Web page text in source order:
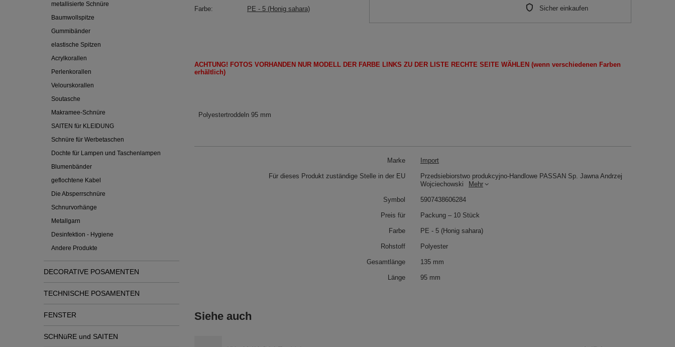
metallisierte Schnüre
Baumwollspitze
Gummibänder
elastische Spitzen
Acrylkorallen
Perlenkorallen
Velourskorallen
Soutasche
Makramee-Schnüre
SAITEN für KLEIDUNG
Schnüre für Werbetaschen
Dochte für Lampen und Taschenlampen
Blumenbänder
geflochtene Kabel
Die Absperrschnüre
Schnurvorhänge
Metallgarn
Desinfektion - Hygiene
Andere Produkte
DECORATIVE POSAMENTEN
TECHNISCHE POSAMENTEN
FENSTER
SCHNüRE und SAITEN
Sicher einkaufen
Farbe PE - 5 (Honig sahara)
ACHTUNG! FOTOS VORHANDEN NUR MODELL DER FARBE LINKS ZU DER LISTE RECHTE SEITE WÄHLEN (wenn verschiedenen Farben
erhältlich)
Polyestertroddeln 95 mm
Marke Import
Für dieses Produkt zuständige Stelle in der EU
Przedsiebiorstwo produkcyjno-Handlowe PASSAN Sp. Jawna Andrzej
Wojciechowski
Mehr
Symbol 5907438606284
Preis für Packung – 10 Stück
Farbe PE - 5 (Honig sahara)
Rohstoff Polyester
Gesamtlänge 135 mm
Länge 95 mm
Siehe auch